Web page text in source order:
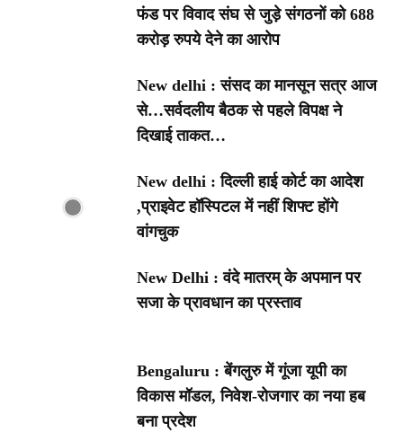
फंड पर विवाद संघ से जुड़े संगठनों को 688
करोड़ रुपये देने का आरोप
New delhi : संसद का मानसून सत्र आज
से…सर्वदलीय बैठक से पहले विपक्ष ने
दिखाई ताकत…
New delhi : दिल्ली हाई कोर्ट का आदेश
,प्राइवेट हॉस्पिटल में नहीं शिफ्ट होंगे
वांगचुक
New Delhi : वंदे मातरम् के अपमान पर
सजा के प्रावधान का प्रस्ताव
Bengaluru : बेंगलुरु में गूंजा यूपी का
विकास मॉडल, निवेश-रोजगार का नया हब
बना प्रदेश